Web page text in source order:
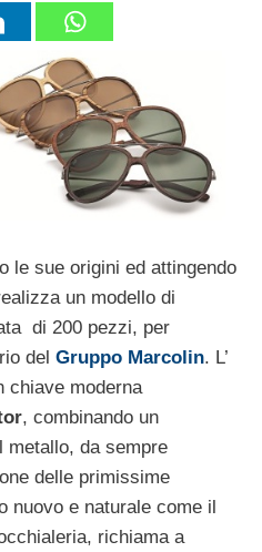
le sue origini ed attingendo
un modello di
di 200 pezzi, per
del Gruppo Marcolin. L’
chiave moderna
, combinando un
metallo, da sempre
delle primissime
nuovo e naturale come il
richiama a